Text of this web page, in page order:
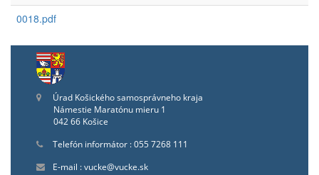
0018.pdf
Úrad Košického samosprávneho kraja
Námestie Maratónu mieru 1
042 66 Košice
Telefón informátor : 055 7268 111
E-mail : vucke@vucke.sk